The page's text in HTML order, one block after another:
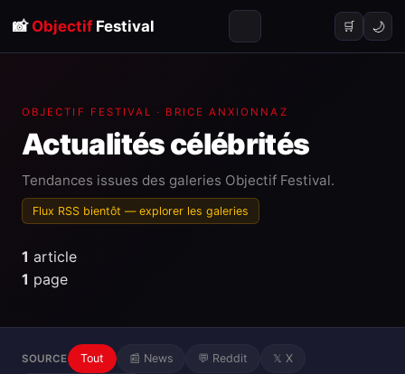
📸 ObjectifFestival 🛒 🌙
OBJECTIF FESTIVAL · BRICE ANXIONNAZ
Actualitéscélébrités
Tendances issues des galeries Objectif Festival.
Flux RSS bientôt —explorer les galeries
1 article
1 page
SOURCE Tout 📰 News 💬 Reddit 𝕏 X